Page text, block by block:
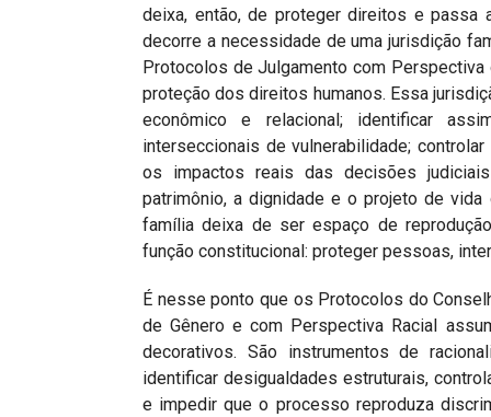
deixa, então, de proteger direitos e passa
decorre a necessidade de uma jurisdição
Protocolos de Julgamento com Perspectiva
proteção dos direitos humanos. Essa
econômico e relacional; identificar
interseccionais de vulnerabilidade;
os impactos reais das decisões
patrimônio, a dignidade e o projeto de
família deixa de ser espaço de
função constitucional: proteger pessoas,
É nesse ponto que os Protocolos do
de Gênero e com Perspectiva Racial
decorativos. São instrumentos de
identificar desigualdades estruturais,
e impedir que o processo reproduza